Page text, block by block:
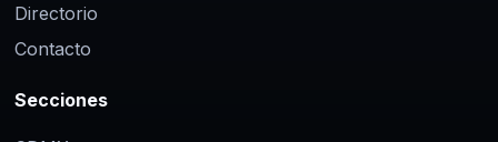
Directorio
Contacto
Secciones